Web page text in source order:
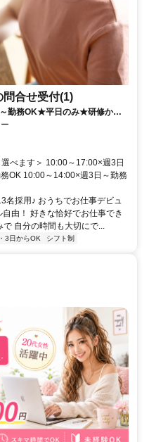
問合せ受付(1)
勤務OK★平日のみ★研修から
べます＞ 10:00～17:00×週3日
OK 10:00～14:00×週3日～勤務
用♪ おうちでお仕事デビュ
由！ 好きな恰好でお仕事でき
自分の時間も大切にで...
3日からOK シフト制